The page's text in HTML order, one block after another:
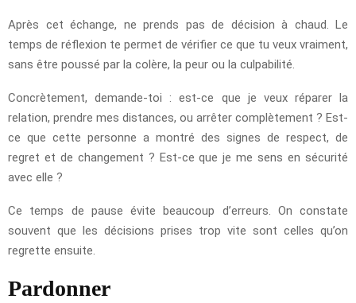
Après cet échange, ne prends pas de décision à chaud. Le
temps de réflexion te permet de vérifier ce que tu veux vraiment,
sans être poussé par la colère, la peur ou la culpabilité.
Concrètement, demande-toi : est-ce que je veux réparer la
relation, prendre mes distances, ou arrêter complètement ? Est-
ce que cette personne a montré des signes de respect, de
regret et de changement ? Est-ce que je me sens en sécurité
avec elle ?
Ce temps de pause évite beaucoup d’erreurs. On constate
souvent que les décisions prises trop vite sont celles qu’on
regrette ensuite.
Pardonner